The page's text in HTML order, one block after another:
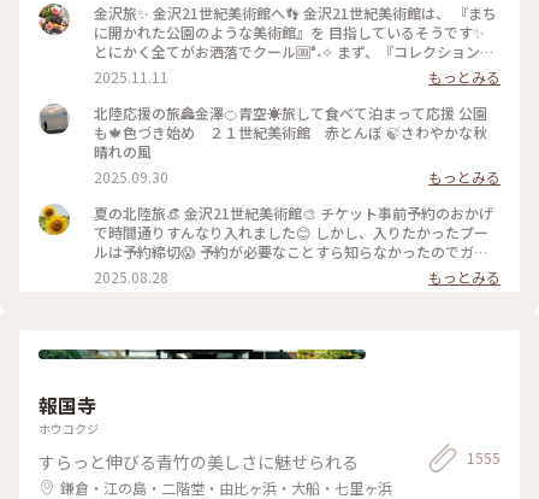
金沢旅✨ 金沢21世紀美術館へ👣 金沢21世紀美術館は、 『まち
に開かれた公園のような美術館』を 目指しているそうです✨
とにかく全てがお洒落でクール🆒°˖✧ まず、『コレクション展
2 文字の可能性』を鑑賞。 現代アート作品における「文字」
の表現に 焦点を当てて、文字が持つ可能性を 絵画、版画、
書、陶芸、映像など 様々な形式の作品を通して探求していま
す。 文字に関して多角的な視点から見た作品の数々、 こうい
う見方もあるんだ！と とても興味深かったです✨ また、
『SIDE CORE Living road, Living space / 生きている道、生き
るための場所』も鑑賞。 これは、アートチームSIDE COREの
展覧会で、 「道」や「移動」をテーマに、 ストリートカルチ
ャーの視点から 「異なる場所をつなぐ表現」、 「生きるため
の場所」を 美術館の中に創出することを目指しているそう✨
様々な角度から道や移動を見ている作品、 一体感もあってと
っても面白かったです！ 一日中いても楽しめる とっても素敵
所』 2025年10月18日(土) - 2026年3月15日(日) #金沢21世紀
#SIDECORELivingroadLivingspace/生きている道生きるため
2025.11.11
もっとみる
北陸応援の旅🏯金澤🍊青空☀️旅して食べて泊まって応援 公園
も🍁色づき始め ２１世紀美術館 赤とんぼ 🍃さわやかな秋
晴れの風
2025.09.30
もっとみる
夏の北陸旅👒 金沢21世紀美術館🎨‎ チケット事前予約のおかげ
で時間通りすんなり入れました😊 しかし、入りたかったプー
ルは予約締切😱 予約が必要なことすら知らなかったのでガッ
カリ💧 そうですよね、人気の美術館ですものね… そして雨の
ため、屋外でプールを上から覗くのも中止になっていました💧
み、上から覗くプールが見られるようになり急いで見学！ も
わいいラビットチェアや、憧れのアルネ・ヤコブセンデザイン
のアントチェアやスワンチェアに座れたのも満足✨ 女子トイレ
世紀美術館 #美術館 #金沢 #石川 #アートな景色
2025.08.28 もっとみる
報国寺
ホウコクジ
すらっと伸びる青竹の美しさに魅せられる
鎌倉・江の島・二階堂・由比ヶ浜・大船・七里ヶ浜
1555